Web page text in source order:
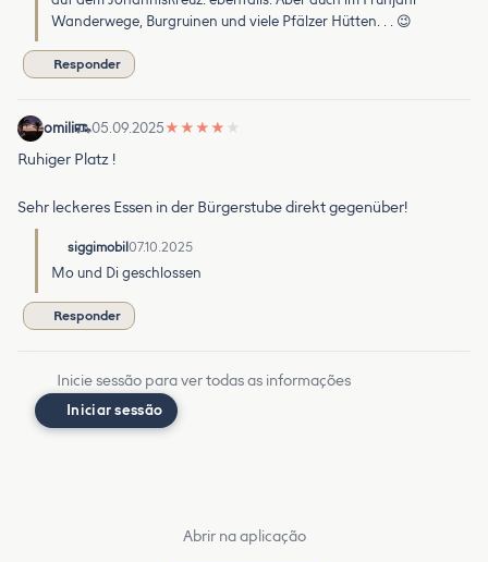
Wanderwege, Burgruinen und viele Pfälzer Hütten. . . 😉
Responder
omili 05.09.2025★ ★ ★ ★ ★
Ruhiger Platz !
Sehr leckeres Essen in der Bürgerstube direkt gegenüber!
siggimobil07.10.2025
Mo und Di geschlossen
Responder
Inicie sessão para ver todas as informações
Iniciar sessão
Abrir na aplicação